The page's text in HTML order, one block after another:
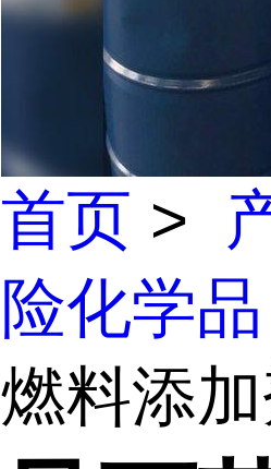
首页 >
险化学品
燃料添